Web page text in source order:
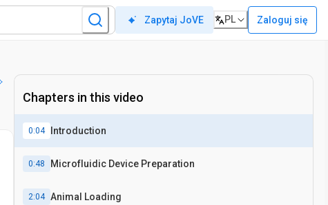
Zapytaj JoVE PL Zaloguj się
Chapters in this video
0:04 Introduction
0:48 Microfluidic Device Preparation
2:04 Animal Loading